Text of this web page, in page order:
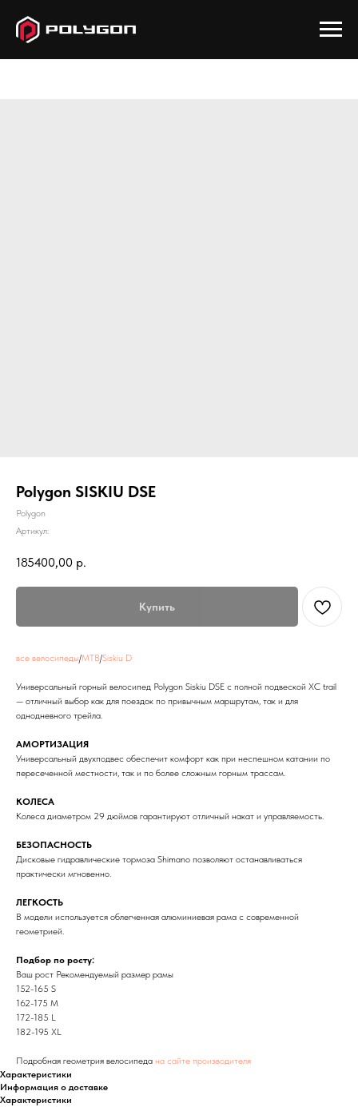
Polygon SISKIU DSE
Polygon
Артикул:
185400,00 р.
Купить
все велосипеды/MTB/Siskiu D
Универсальный горный велосипед Polygon Siskiu DSE с полной подвеской XC trail
— отличный выбор как для поездок по привычным маршрутам, так и для
однодневного трейла.
АМОРТИЗАЦИЯ
Универсальный двухподвес обеспечит комфорт как при неспешном катании по
пересеченной местности, так и по более сложным горным трассам.
КОЛЕСА
Колеса диаметром 29 дюймов гарантируют отличный накат и управляемость.
БЕЗОПАСНОСТЬ
Дисковые гидравлические тормоза Shimano позволяют останавливаться
практически мгновенно.
ЛЕГКОСТЬ
В модели используется облегченная алюминиевая рама с современной
геометрией.
Подбор по росту:
Ваш рост Рекомендуемый размер рамы
152-165 S
162-175 M
172-185 L
182-195 XL
Подробная геометрия велосипеда на сайте производителя
Характеристики
Информация о доставке
Характеристики